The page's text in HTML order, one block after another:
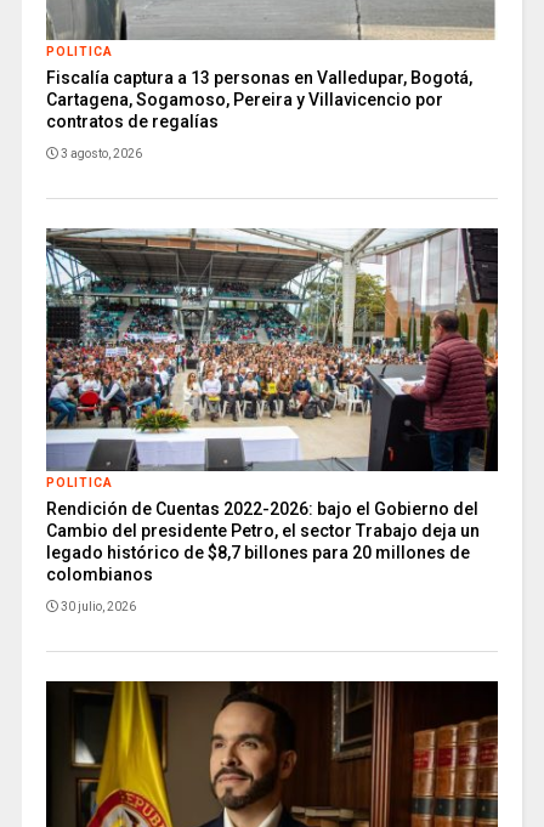
POLITICA
Fiscalía captura a 13 personas en Valledupar, Bogotá,
Cartagena, Sogamoso, Pereira y Villavicencio por
contratos de regalías
3 agosto, 2026
POLITICA
Rendición de Cuentas 2022-2026: bajo el Gobierno del
Cambio del presidente Petro, el sector Trabajo deja un
legado histórico de $8,7 billones para 20 millones de
colombianos
30 julio, 2026